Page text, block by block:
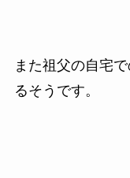
また祖父の自宅
るそうです。